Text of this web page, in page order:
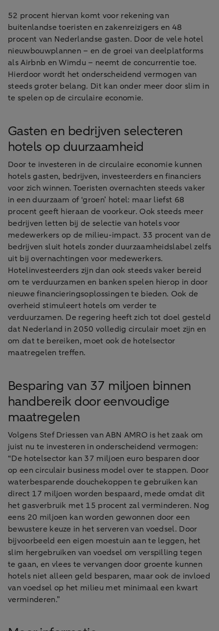
52 procent hiervan komt voor rekening van
buitenlandse toeristen en zakenreizigers en 48
procent van Nederlandse gasten. Door de vele hotel
nieuwbouwplannen – en de groei van deelplatforms
als Airbnb en Wimdu – neemt de concurrentie toe.
Hierdoor wordt het onderscheidend vermogen van
steeds groter belang. Dit kan onder meer door slim in
te spelen op de circulaire economie.
Gasten en bedrijven selecteren
hotels op duurzaamheid
Door te investeren in de circulaire economie kunnen
hotels gasten, bedrijven, investeerders en financiers
voor zich winnen. Toeristen overnachten steeds vaker
in een duurzaam of ‘groen’ hotel: maar liefst 68
procent geeft hieraan de voorkeur. Ook steeds meer
bedrijven letten bij de selectie van hotels voor
medewerkers op de milieu-impact. 33 procent van de
bedrijven sluit hotels zonder duurzaamheidslabel zelfs
uit bij overnachtingen voor medewerkers.
Hotelinvesteerders zijn dan ook steeds vaker bereid
om te verduurzamen en banken spelen hierop in door
nieuwe financieringsoplossingen te bieden. Ook de
overheid stimuleert hotels om verder te
verduurzamen. De regering heeft zich tot doel gesteld
dat Nederland in 2050 volledig circulair moet zijn en
om dat te bereiken, moet ook de hotelsector
maatregelen treffen.
Besparing van 37 miljoen binnen
handbereik door eenvoudige
maatregelen
Volgens Stef Driessen van ABN AMRO is het zaak om
juist nu te investeren in onderscheidend vermogen:
“De hotelsector kan 37 miljoen euro besparen door
op een circulair business model over te stappen. Door
waterbesparende douchekoppen te gebruiken kan
direct 17 miljoen worden bespaard, mede omdat dit
het gasverbruik met 15 procent zal verminderen. Nog
eens 20 miljoen kan worden gewonnen door een
bewustere keuze in het serveren van voedsel. Door
bijvoorbeeld een eigen moestuin aan te leggen, het
slim hergebruiken van voedsel om verspilling tegen
te gaan, en vlees te vervangen door groente kunnen
hotels niet alleen geld besparen, maar ook de invloed
van voedsel op het milieu met minimaal een kwart
verminderen.”